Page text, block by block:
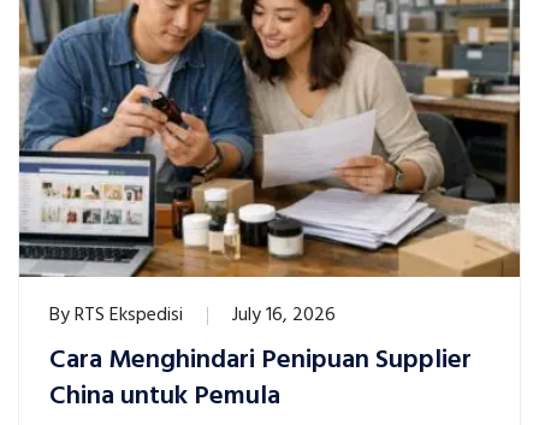
ByRTS Ekspedisi July 16, 2026
Cara Menghindari Penipuan Supplier
China untuk Pemula